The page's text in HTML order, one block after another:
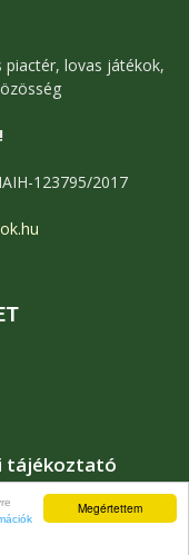
Megértettem
lovas játékok,
123795/2017
tájékoztató
Kapcsolat